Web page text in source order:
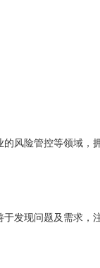
风险管控等领域
发现问题及需求